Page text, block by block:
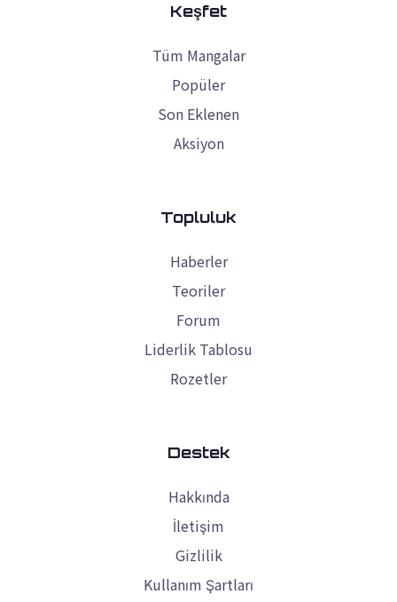
Keşfet
Tüm Mangalar
Popüler
Son Eklenen
Aksiyon
Topluluk
Haberler
Teoriler
Forum
Liderlik Tablosu
Rozetler
Destek
Hakkında
İletişim
Gizlilik
Kullanım Şartları